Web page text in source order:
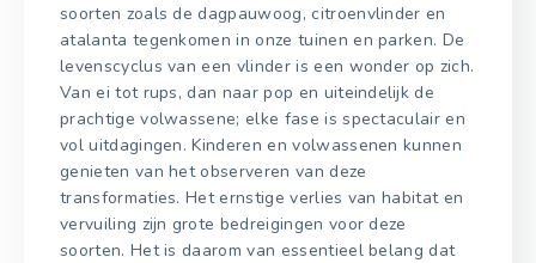
soorten zoals de dagpauwoog, citroenvlinder en
atalanta tegenkomen in onze tuinen en parken. De
levenscyclus van een vlinder is een wonder op zich.
Van ei tot rups, dan naar pop en uiteindelijk de
prachtige volwassene; elke fase is spectaculair en
vol uitdagingen. Kinderen en volwassenen kunnen
genieten van het observeren van deze
transformaties. Het ernstige verlies van habitat en
vervuiling zijn grote bedreigingen voor deze
soorten. Het is daarom van essentieel belang dat